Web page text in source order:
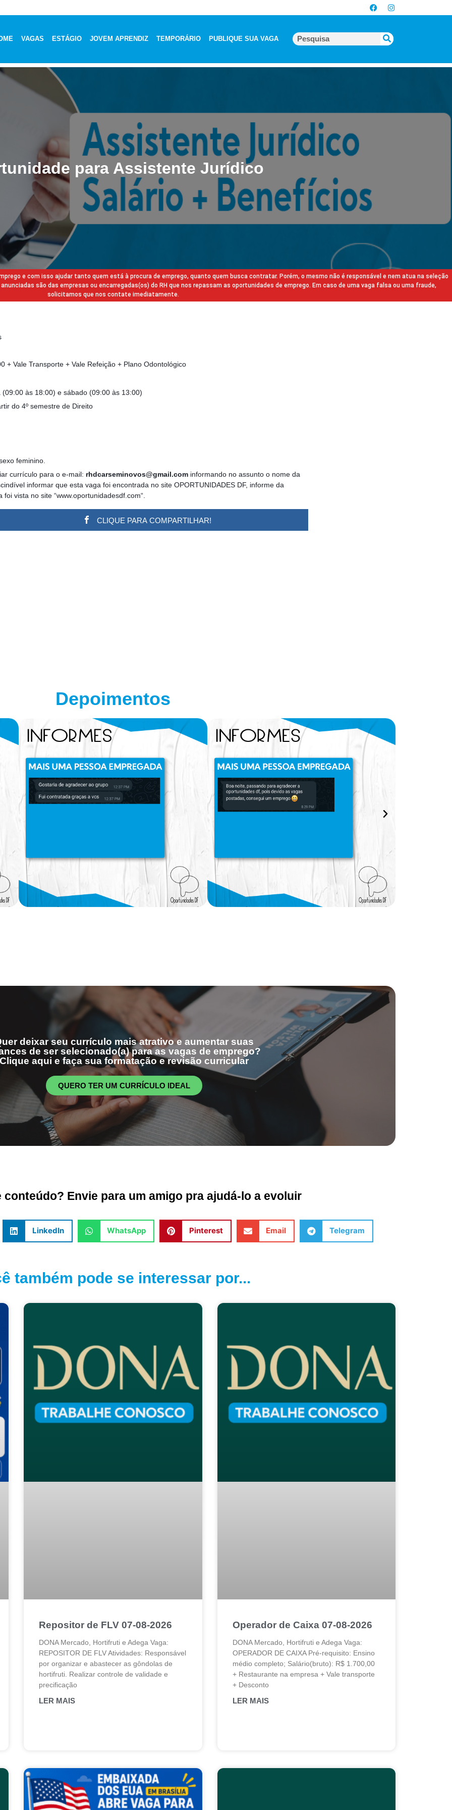
VAGAS ESTÁGIO JOVEM APRENDIZ TEMPORÁRIO PUBLIQUE SUA VAGA
para Assistente Jurídico
e com isso ajudar tanto quem está à procura de emprego, quanto quem busca contratar. Porém, o mesmo não é responsável e nem atua na seleção
são das empresas ou encarregadas(os) do RH que nos repassam as oportunidades de emprego. Em caso de uma vaga falsa ou uma fraude,
solicitamos que nos contate imediatamente.
+ Vale Transporte + Vale Refeição + Plano Odontológico
às 18:00) e sábado (09:00 às 13:00)
do 4º semestre de Direito
feminino.
currículo para o e-mail: rhdcarseminovos@gmail.com informando no assunto o nome da
informar que esta vaga foi encontrada no site OPORTUNIDADES DF, informe da
vista no site “www.oportunidadesdf.com“.
CLIQUE PARA COMPARTILHAR!
Depoimentos
deixar seu currículo mais atrativo e aumentar suas
de ser selecionado(a) para as vagas de emprego?
aqui e faça sua formatação e revisão curricular
QUERO TER UM CURRÍCULO IDEAL
conteúdo? Envie para um amigo pra ajudá-lo a evoluir
LinkedIn WhatsApp Pinterest Email Telegram
também pode se interessar por...
Repositor de FLV 07-08-2026
DONA Mercado, Hortifruti e Adega Vaga:
REPOSITOR DE FLV Atividades: Responsável
por organizar e abastecer as gôndolas de
hortifruti. Realizar controle de validade e
precificação
LER MAIS
Operador de Caixa 07-08-2026
DONA Mercado, Hortifruti e Adega Vaga:
OPERADOR DE CAIXA Pré-requisito: Ensino
médio completo; Salário(bruto): R$ 1.700,00
+ Restaurante na empresa + Vale transporte
+ Desconto
LER MAIS